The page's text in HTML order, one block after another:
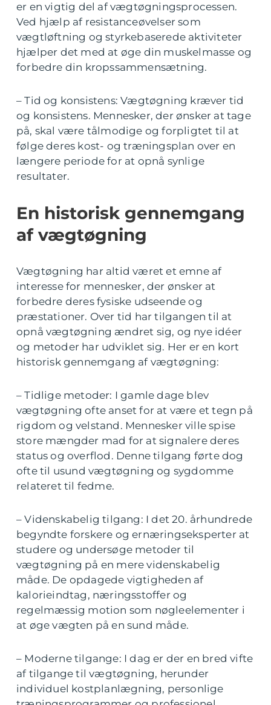
er en vigtig del af vægtøgningsprocessen.
Ved hjælp af resistanceøvelser som
vægtløftning og styrkebaserede aktiviteter
hjælper det med at øge din muskelmasse og
forbedre din kropssammensætning.
– Tid og konsistens: Vægtøgning kræver tid
og konsistens. Mennesker, der ønsker at tage
på, skal være tålmodige og forpligtet til at
følge deres kost- og træningsplan over en
længere periode for at opnå synlige
resultater.
En historisk gennemgang
af vægtøgning
Vægtøgning har altid været et emne af
interesse for mennesker, der ønsker at
forbedre deres fysiske udseende og
præstationer. Over tid har tilgangen til at
opnå vægtøgning ændret sig, og nye idéer
og metoder har udviklet sig. Her er en kort
historisk gennemgang af vægtøgning:
– Tidlige metoder: I gamle dage blev
vægtøgning ofte anset for at være et tegn på
rigdom og velstand. Mennesker ville spise
store mængder mad for at signalere deres
status og overflod. Denne tilgang førte dog
ofte til usund vægtøgning og sygdomme
relateret til fedme.
– Videnskabelig tilgang: I det 20. århundrede
begyndte forskere og ernæringseksperter at
studere og undersøge metoder til
vægtøgning på en mere videnskabelig
måde. De opdagede vigtigheden af
kalorieindtag, næringsstoffer og
regelmæssig motion som nøgleelementer i
at øge vægten på en sund måde.
– Moderne tilgange: I dag er der en bred vifte
af tilgange til vægtøgning, herunder
individuel kostplanlægning, personlige